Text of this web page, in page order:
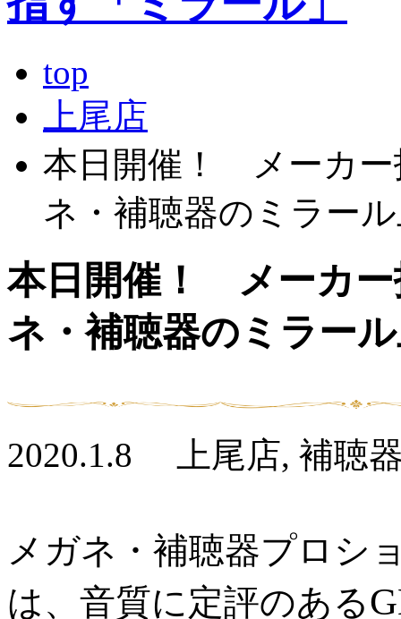
top
上尾店
本日開催！ メーカ
ネ・補聴器のミラー
本日開催！ メーカ
ネ・補聴器のミラー
2020.1.8 上尾店, 補聴
メガネ・補聴器プロシ
は、音質に定評のある